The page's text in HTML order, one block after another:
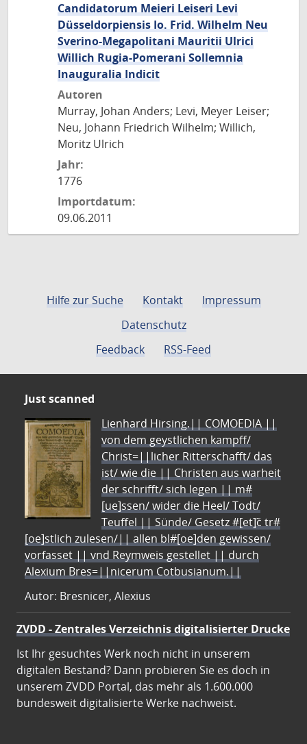
Candidatorum Meieri Leiseri Levi
Düsseldorpiensis Io. Frid. Wilhelm Neu
Sverino-Megapolitani Mauritii Ulrici
Willich Rugia-Pomerani Sollemnia
Inauguralia Indicit
Autoren
Murray, Johan Anders; Levi, Meyer Leiser;
Neu, Johann Friedrich Wilhelm; Willich,
Moritz Ulrich
Jahr:
1776
Importdatum:
09.06.2011
Hilfe zur Suche Kontakt
Impressum
Datenschutz
Feedback
RSS-Feed
Just scanned
Lienhard Hirsing.|| COMOEDIA ||
von dem geystlichen kampff/
Christ=||licher Ritterschafft/ das
ist/ wie die || Christen aus warheit
der schrifft/ sich legen || m#
[ue]ssen/ wider die Heel/ Todt/
Teuffel || Sünde/ Gesetz #[et]c̃ tr#
[oe]stlich zulesen/|| allen bl#[oe]den gewissen/
vorfasset || vnd Reymweis gestellet || durch
Alexium Bres=||nicerum Cotbusianum.||
Autor: Bresnicer, Alexius
ZVDD - Zentrales Verzeichnis digitalisierter Drucke
Ist Ihr gesuchtes Werk noch nicht in unserem
digitalen Bestand? Dann probieren Sie es doch in
unserem ZVDD Portal, das mehr als 1.600.000
bundesweit digitalisierte Werke nachweist.